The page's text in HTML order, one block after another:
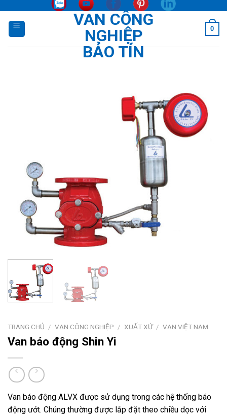
content
VAN CÔNG
NGHIỆP
BẢO TÍN
0
TRANG CHỦ / VAN CÔNG NGHIỆP / XUẤT XỨ / VAN VIỆT NAM
Van báo động Shin Yi
Van báo động ALVX được sử dụng trong các hệ thống báo
động ướt. Chúng thường được lắp đặt theo chiều dọc với